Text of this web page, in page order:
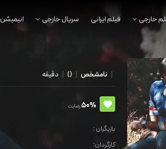
خارجی فیلم ایرانی سریال خارجی انیمیشن
| نامشخص |
()
| دقیقه
50%رضایت
بازیگران :
کارگردان: